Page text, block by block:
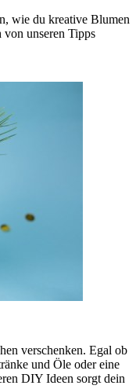
wie du kreative Blumen
von unseren Tipps
verschenken. Egal ob
und Öle oder eine
DIY Ideen sorgt dein